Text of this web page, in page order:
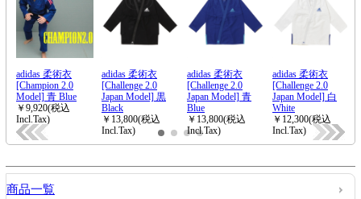
商品一覧